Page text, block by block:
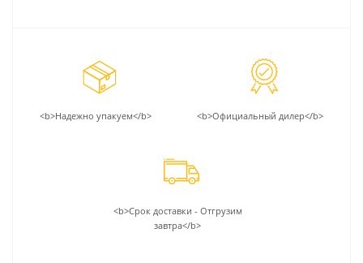
<b>Надежно упакуем</b> <b>Официальный дилер</b>
<b>Срок доставки - Отгрузим
завтра</b>